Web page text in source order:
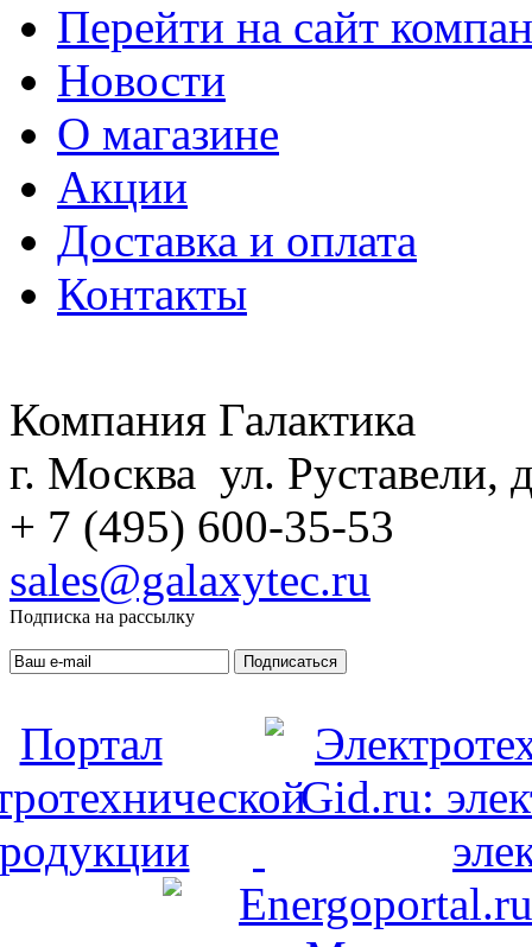
Перейти на сайт
Новости
О магазине
Акции
Доставка и оплата
Контакты
Компания Галактика
г. Москва ул. Руставели,
+ 7 (495) 600-35-53
sales@galaxytec.ru
Подписка на рассылку
Подписаться